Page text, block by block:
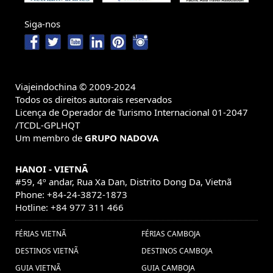
Pacote de viagem ao Camboja, Descubrir o Camboja (1)
,isla de Phu quoc (1) ,Grande Prêmio do VIetnã em
Hanói (2) ,Descobrir o Laos (8) ,noticias de viajes de vietnam
turistico a Myanmar (1) ,
viajes Camboya (1) ,agencia de viajes
vietnam (1) ,Viaje a Laos (1) ,
Excursões em Camboja (5) ,
Excursiones Tailandia (1) ,viajes viatnam (1) ,
Excursiones Vietnam (1) ,ferias laos (3) ,
isla (1) ,Viajar vietna (2) ,Trajes
tradicionais Indochina (1) ,consejos de
viaje a Tailandia (1) ,
Vacaciones
Siga-nos
Viajeindochina © 2009-2024
Todos os direitos autorais reservados
Licença de Operador de Turismo Internacional 01-2047
/TCDL-GPLHQT
Um membro de GRUPO NADOVA
HANOI - VIETNÃ
#59, 4º andar, Rua Xa Dan, Distrito Dong Da, Vietnã
Phone: +84-24-3872-1873
Hotline: +84 977 311 466
FÉRIAS VIETNÃ
DESTINOS VIETNÃ
GUIA VIETNÃ
FÉRIAS CAMBOJA
DESTINOS CAMBOJA
GUIA CAMBOJA